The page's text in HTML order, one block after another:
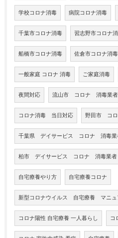
学校コロナ消毒 病院コロナ消毒
千葉市コロナ消毒 習志野市コロナ
船橋市コロナ消毒 佐倉市コロナ消毒
一般家庭 コロナ 消毒 ご家庭消毒
夜間対応 流山市 コロナ 消毒業者
コロナ消毒 当日対応 野田市 コ
千葉県 デイサービス コロナ 消毒業
柏市 デイサービス コロナ 消毒業者
自宅療養やり方 自宅療養コロナ
新型コロナウイルス 自宅療養 マニュ
コロナ陽性 自宅療養 一人暮らし コ